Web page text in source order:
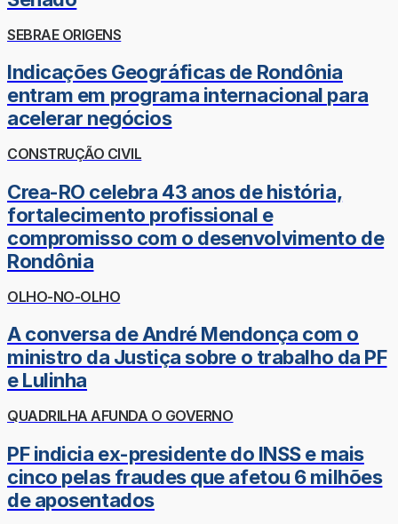
SEBRAE ORIGENS
Indicações Geográficas de Rondônia
entram em programa internacional para
acelerar negócios
CONSTRUÇÃO CIVIL
Crea-RO celebra 43 anos de história,
fortalecimento profissional e
compromisso com o desenvolvimento de
Rondônia
OLHO-NO-OLHO
A conversa de André Mendonça com o
ministro da Justiça sobre o trabalho da PF
e Lulinha
QUADRILHA AFUNDA O GOVERNO
PF indicia ex-presidente do INSS e mais
cinco pelas fraudes que afetou 6 milhões
de aposentados